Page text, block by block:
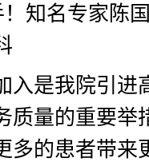
入是我院引
质量的重要
多的患者带来